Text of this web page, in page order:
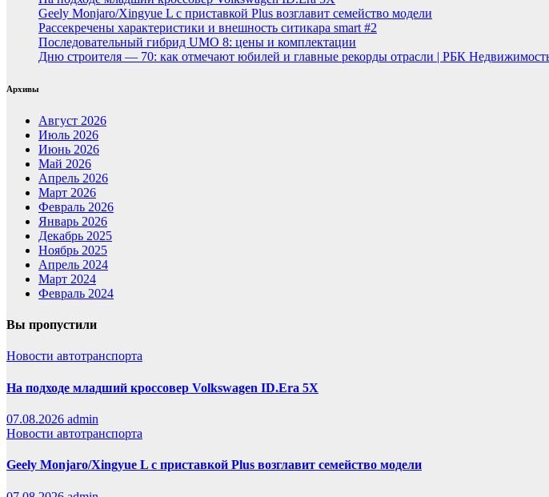
Geely Monjaro/Xingyue L с приставкой Plus возглавит семейство модели
Рассекречены характеристики и внешность ситикара smart #2
Последовательный гибрид UMO 8: цены и комплектации
Дню строителя — 70: как отмечают юбилей и главные рекорды отрасли | РБК
Архивы
Август 2026
Июль 2026
Июнь 2026
Май 2026
Апрель 2026
Март 2026
Февраль 2026
Январь 2026
Декабрь 2025
Ноябрь 2025
Апрель 2024
Март 2024
Февраль 2024
Вы пропустили
Новости автотранспорта
На подходе младший кроссовер Volkswagen ID.Era 5X
07.08.2026 admin
Новости автотранспорта
Geely Monjaro/Xingyue L с приставкой Plus возглавит семейство модели